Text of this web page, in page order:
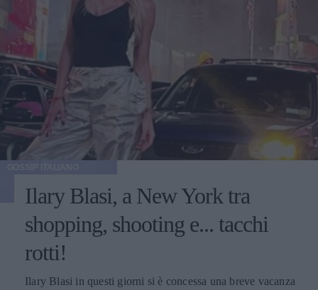
Ilary Blasi, a New York tra
shopping, shooting e... tacchi
rotti!
Ilary Blasi in questi giorni si è concessa una breve vacanza